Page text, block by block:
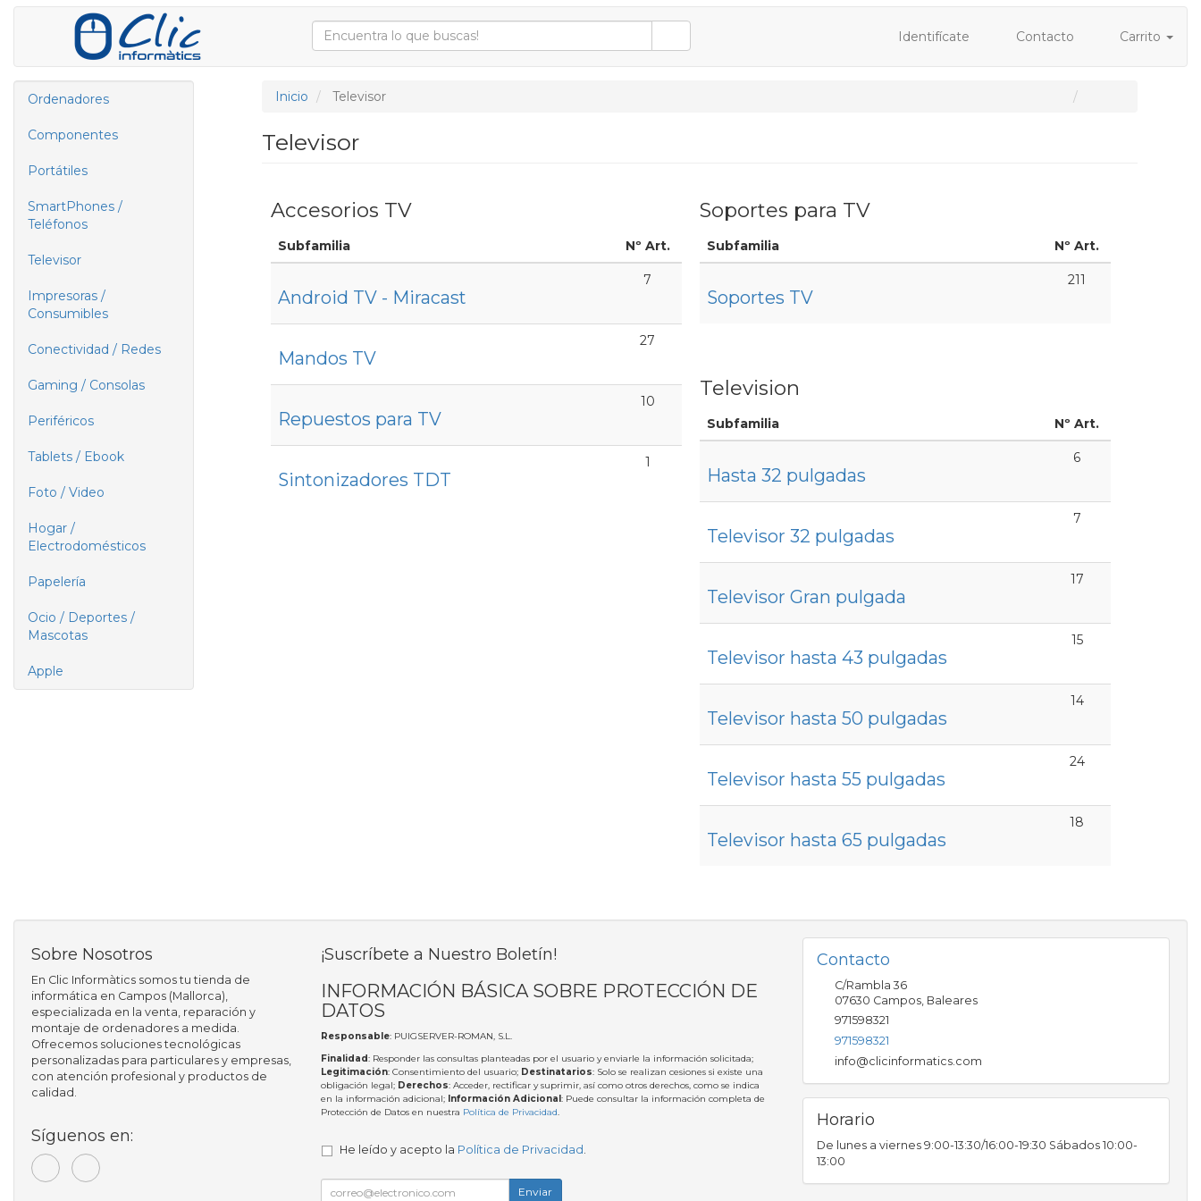
Identifícate Contacto Carrito
Ordenadores
Componentes
Portátiles
SmartPhones /
Teléfonos
Televisor
Impresoras /
Consumibles
Conectividad / Redes
Gaming / Consolas
Periféricos
Tablets / Ebook
Foto / Video
Hogar /
Electrodomésticos
Papelería
Ocio / Deportes /
Mascotas
Apple
Inicio Televisor
Televisor
Accesorios TV
Subfamilia Nº Art.
Android TV - Miracast
7
Mandos TV
27
Repuestos para TV
10
Sintonizadores TDT
1
Soportes para TV
Subfamilia Nº Art.
Soportes TV
211
Television
Subfamilia Nº Art.
Hasta 32 pulgadas
6
Televisor 32 pulgadas
7
Televisor Gran pulgada
17
Televisor hasta 43 pulgadas
15
Televisor hasta 50 pulgadas
14
Televisor hasta 55 pulgadas
24
Televisor hasta 65 pulgadas
18
Sobre Nosotros
En Clic Informàtics somos tu tienda de
informática en Campos (Mallorca),
especializada en la venta, reparación y
montaje de ordenadores a medida.
Ofrecemos soluciones tecnológicas
personalizadas para particulares y empresas,
con atención profesional y productos de
calidad.
Síguenos en:
¡Suscríbete a Nuestro Boletín!
INFORMACIÓN BÁSICA SOBRE PROTECCIÓN DE
DATOS
Responsable: PUIGSERVER-ROMAN, S.L.
Finalidad: Responder las consultas planteadas por el usuario y enviarle la información solicitada;
Legitimación: Consentimiento del usuario; Destinatarios: Solo se realizan cesiones si existe una
obligación legal; Derechos: Acceder, rectificar y suprimir, así como otros derechos, como se indica
en la información adicional; Información Adicional: Puede consultar la información completa de
Protección de Datos en nuestra Política de Privacidad.
He leído y acepto la Política de Privacidad .
Enviar
Contacto
C/Rambla 36
07630 Campos, Baleares
971598321
971598321
info@clicinformatics.com
Horario
De lunes a viernes 9:00-13:30/16:00-19:30 Sábados 10:00-
13:00